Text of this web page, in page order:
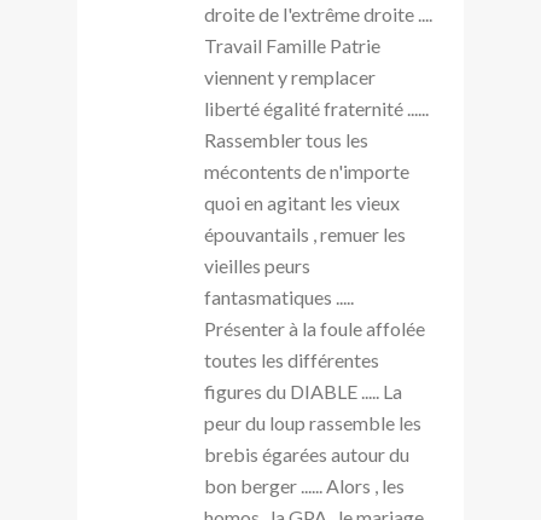
droite de l'extrême droite ....
Travail Famille Patrie
viennent y remplacer
liberté égalité fraternité ......
Rassembler tous les
mécontents de n'importe
quoi en agitant les vieux
épouvantails , remuer les
vieilles peurs
fantasmatiques .....
Présenter à la foule affolée
toutes les différentes
figures du DIABLE ..... La
peur du loup rassemble les
brebis égarées autour du
bon berger ...... Alors , les